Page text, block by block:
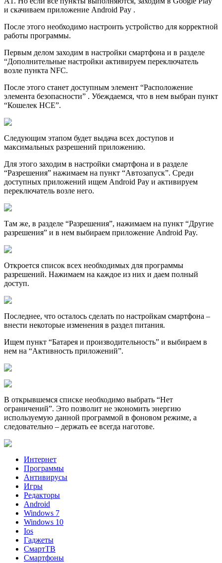
и скачиваем приложение Android Pay .
После этого необходимо настроить устройство для корректной
работы программы.
Первым делом заходим в настройки смартфона и в разделе
“Дополнительные настройки активируем переключатель
возле пункта NFC.
После этого станет доступным элемент “Расположение
элемента безопасности” . Убеждаемся, что в нем выбран пункт
“Кошелек HCE”.
Следующим этапом будет выдача всех доступов и
максимальных разрешений приложению.
Для этого заходим в настройки смартфона и в разделе
“Разрешения” нажимаем на пункт “Автозапуск”. Среди
доступных приложений ищем Android Pay и активируем
переключатель возле него.
Там же, в разделе “Разрешения”, нажимаем на пункт “Другие
разрешения” и в нем выбираем приложение Android Pay.
Откроется список всех необходимых для программы
разрешений. Нажимаем на каждое из них и даем полный
доступ.
Последнее, что осталось сделать по настройкам смартфона –
внести некоторые изменения в раздел питания.
Ищем пункт “Батарея и производительность” и выбираем в
нем на “Активность приложений”.
В открывшемся списке необходимо выбрать “Нет
ограничений”. Это позволит не экономить энергию
используемую данной программой в фоновом режиме, а
следовательно – держать ее всегда наготове.
Интернет
Программы
Антивирусы
Игры
Редакторы
Android
Windows 7
Windows 10
Ios
Гаджеты
СмартТВ
Смартфоны